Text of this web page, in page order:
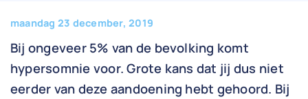
maandag 23 december, 2019
Bij ongeveer 5% van de bevolking komt
hypersomnie voor. Grote kans dat jij dus niet
eerder van deze aandoening hebt gehoord. Bij